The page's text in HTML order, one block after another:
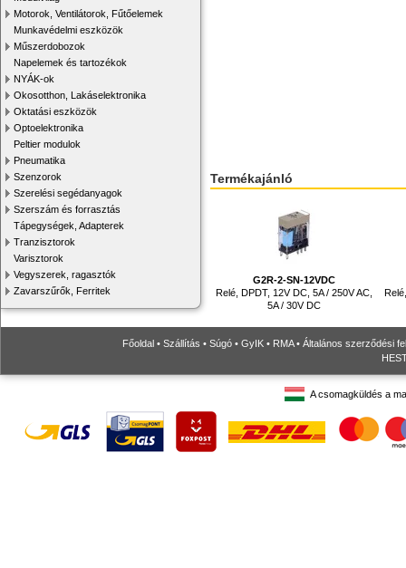
Motorok, Ventilátorok, Fűtőelemek
Munkavédelmi eszközök
Műszerdobozok
Napelemek és tartozékok
NYÁK-ok
Okosotthon, Lakáselektronika
Oktatási eszközök
Optoelektronika
Peltier modulok
Pneumatika
Szenzorok
Szerelési segédanyagok
Szerszám és forrasztás
Tápegységek, Adapterek
Tranzisztorok
Varisztorok
Vegyszerek, ragasztók
Zavarszűrők, Ferritek
Termékajánló
G2R-2-SN-12VDC
Relé, DPDT, 12V DC, 5A / 250V AC,
5A / 30V DC
Főoldal • Szállítás • Súgó • GyIK • RMA• Általános szerződési
A csomagküldés a